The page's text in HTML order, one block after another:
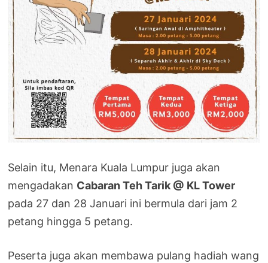
Selain itu, Menara Kuala Lumpur juga akan
mengadakan Cabaran Teh Tarik @ KL Tower
pada 27 dan 28 Januari ini bermula dari jam 2
petang hingga 5 petang.
Peserta juga akan membawa pulang hadiah wang